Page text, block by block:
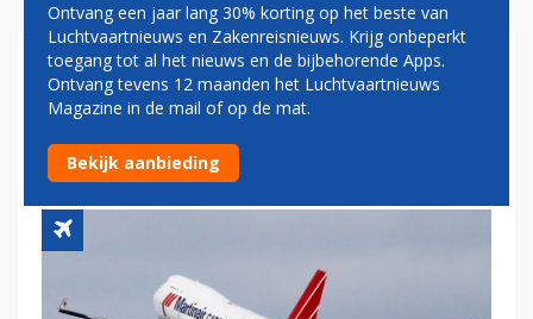
AIR FRANCE-KLM MARTINAIR
CARGO IN DE WINTER WEER
NAAR CAÏRO
Ontvang een jaar lang 30% korting op het beste van
Luchtvaartnieuws en Zakenreisnieuws. Krijg onbeperkt
toegang tot al het nieuws en de bijbehorende Apps.
Ontvang tevens 12 maanden het Luchtvaartnieuws
Magazine in de mail of op de mat.
Bekijk aanbieding